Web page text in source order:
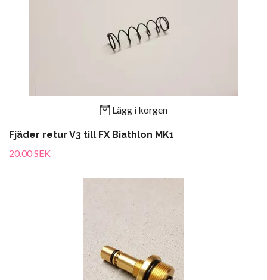
Lägg i korgen
Fjäder retur V3 till FX Biathlon MK1
20.00 SEK